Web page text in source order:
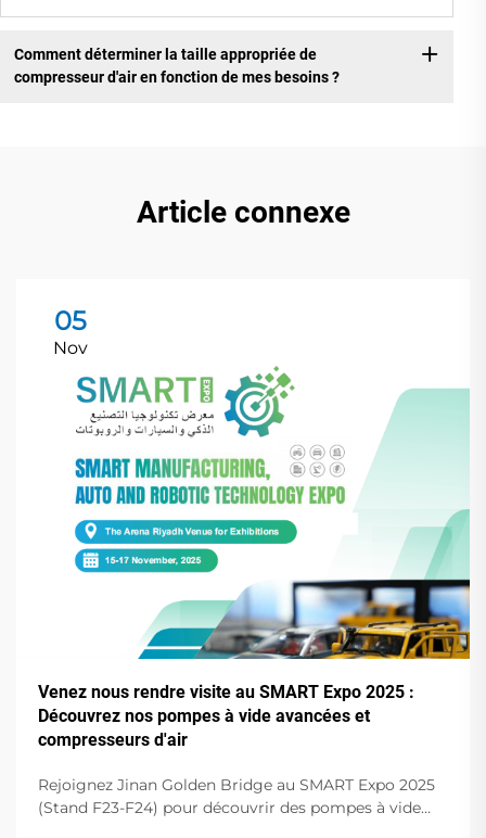
Comment déterminer la taille appropriée de
compresseur d'air en fonction de mes besoins ?
Article connexe
05
Nov
Venez nous rendre visite au SMART Expo 2025 :
Découvrez nos pompes à vide avancées et
compresseurs d'air
Rejoignez Jinan Golden Bridge au SMART Expo 2025
(Stand F23-F24) pour découvrir des pompes à vide